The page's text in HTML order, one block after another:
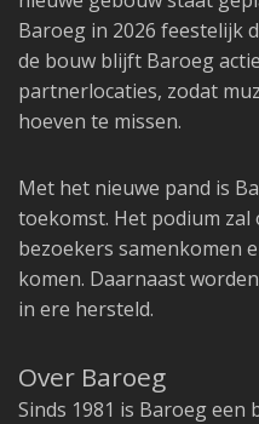
Baroeg in 2026 feestelijk
de bouw blijft Baroeg
partnerlocaties, zodat
hoeven te missen.
Met het nieuwe pand is
toekomst. Het podium
bezoekers samenkomen
komen. Daarnaast
in ere hersteld.
Over Baroeg
Sinds 1981 is Baroeg een